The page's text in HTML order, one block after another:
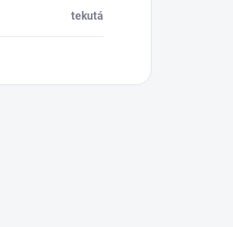
tekutá